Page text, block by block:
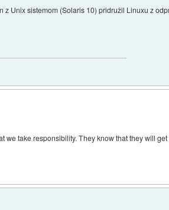
z Unix sistemom (Solaris 10) pridružil Linuxu z
we take responsibility. They know that they will